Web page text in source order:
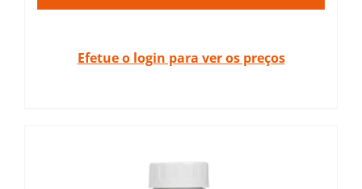
Efetue o login para ver os preços